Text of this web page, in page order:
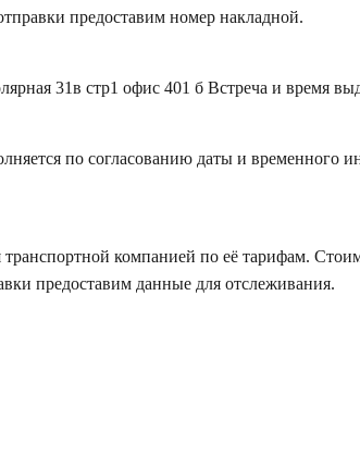
предоставим номер накладной.
31в стр1 офис 401 б Встреча и время
по согласованию даты и временного
компанией по её тарифам.
предоставим данные для отслеживания.